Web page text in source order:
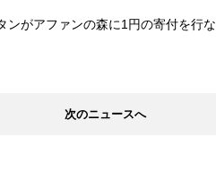
ンがアファンの森に1円の寄付を行な
次のニュースへ